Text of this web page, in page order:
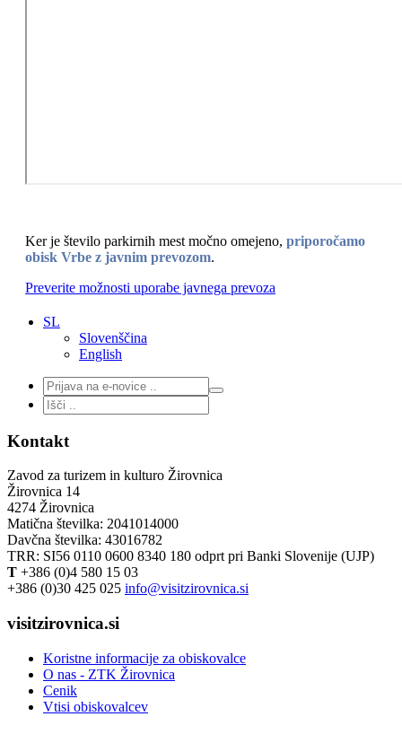
Ker je število parkirnih mest močno omejeno, priporočamo
obisk Vrbe z javnim prevozom.
Preverite možnosti uporabe javnega prevoza
SL
Slovenščina
English
Kontakt
Zavod za turizem in kulturo Žirovnica
Žirovnica 14
4274 Žirovnica
Matična številka: 2041014000
Davčna številka: 43016782
TRR: SI56 0110 0600 8340 180 odprt pri Banki Slovenije (UJP)
T +386 (0)4 580 15 03
+386 (0)30 425 025 info@visitzirovnica.si
visitzirovnica.si
Koristne informacije za obiskovalce
O nas - ZTK Žirovnica
Cenik
Vtisi obiskovalcev